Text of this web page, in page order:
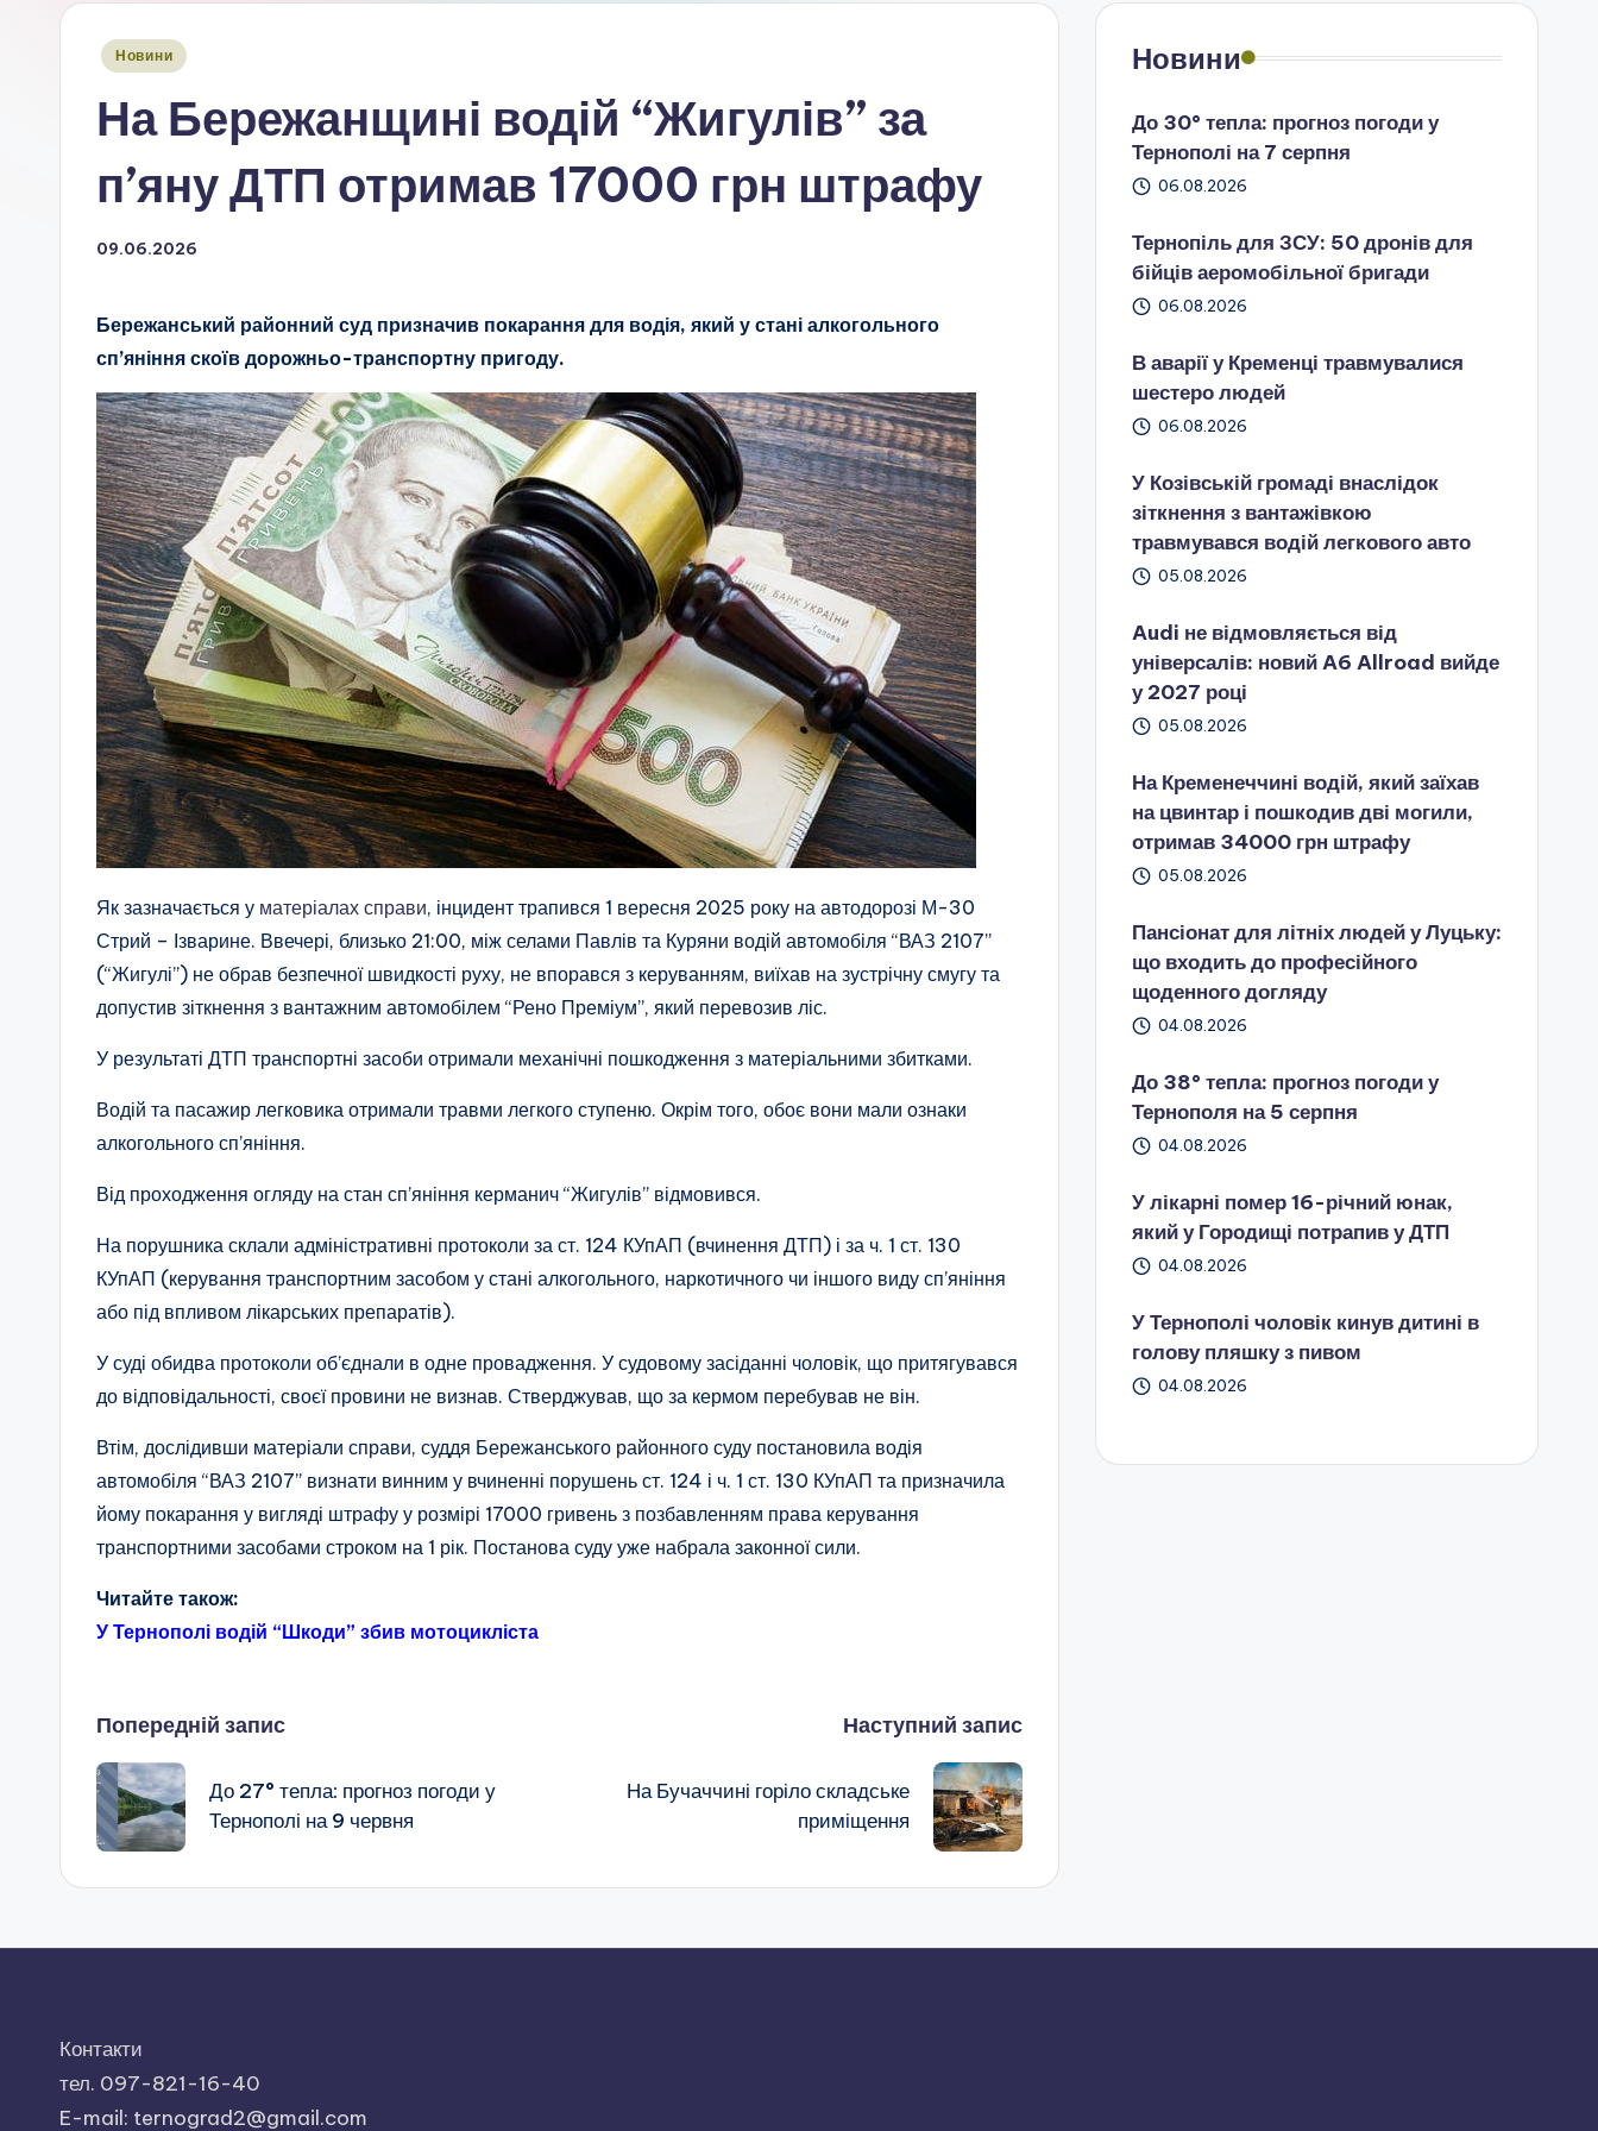
Опубліковано
Новини
На Бережанщині водій “Жигулів” за
п’яну ДТП отримав 17000 грн штрафу
09.06.2026
Бережанський районний суд призначив покарання для водія, який у стані алкогольного
сп’яніння скоїв дорожньо-транспортну пригоду.
Як зазначається у матеріалах справи, інцидент трапився 1 вересня 2025 року на автодорозі М-30
Стрий – Ізварине. Ввечері, близько 21:00, між селами Павлів та Куряни водій автомобіля “ВАЗ 2107”
(“Жигулі”) не обрав безпечної швидкості руху, не впорався з керуванням, виїхав на зустрічну смугу та
допустив зіткнення з вантажним автомобілем “Рено Преміум”, який перевозив ліс.
У результаті ДТП транспортні засоби отримали механічні пошкодження з матеріальними збитками.
Водій та пасажир легковика отримали травми легкого ступеню. Окрім того, обоє вони мали ознаки
алкогольного сп’яніння.
Від проходження огляду на стан сп’яніння керманич “Жигулів” відмовився.
На порушника склали адміністративні протоколи за ст. 124 КУпАП (вчинення ДТП) і за ч. 1 ст. 130
КУпАП (керування транспортним засобом у стані алкогольного, наркотичного чи іншого виду сп’яніння
або під впливом лікарських препаратів).
У суді обидва протоколи об’єднали в одне провадження. У судовому засіданні чоловік, що притягувався
до відповідальності, своєї провини не визнав. Стверджував, що за кермом перебував не він.
Втім, дослідивши матеріали справи, суддя Бережанського районного суду постановила водія
автомобіля “ВАЗ 2107” визнати винним у вчиненні порушень ст. 124 і ч. 1 ст. 130 КУпАП та призначила
йому покарання у вигляді штрафу у розмірі 17000 гривень з позбавленням права керування
транспортними засобами строком на 1 рік. Постанова суду уже набрала законної сили.
Читайте також:
У Тернополі водій “Шкоди” збив мотоцикліста
Навігація
по
запису
Попередній запис
До 27° тепла: прогноз погоди у
Тернополі на 9 червня
Наступний запис
На Бучаччині горіло складське
приміщення
Новини
До 30° тепла: прогноз погоди у
Тернополі на 7 серпня
06.08.2026
Тернопіль для ЗСУ: 50 дронів для
бійців аеромобільної бригади
06.08.2026
В аварії у Кременці травмувалися
шестеро людей
06.08.2026
У Козівській громаді внаслідок
зіткнення з вантажівкою
травмувався водій легкового авто
05.08.2026
Audi не відмовляється від
універсалів: новий A6 Allroad вийде
у 2027 році
05.08.2026
На Кременеччині водій, який заїхав
на цвинтар і пошкодив дві могили,
отримав 34000 грн штрафу
05.08.2026
Пансіонат для літніх людей у Луцьку:
що входить до професійного
щоденного догляду
04.08.2026
До 38° тепла: прогноз погоди у
Тернополя на 5 серпня
04.08.2026
У лікарні помер 16-річний юнак,
який у Городищі потрапив у ДТП
04.08.2026
У Тернополі чоловік кинув дитині в
голову пляшку з пивом
04.08.2026
Контакти
тел. 097-821-16-40
E-mail: ternograd2@gmail.com